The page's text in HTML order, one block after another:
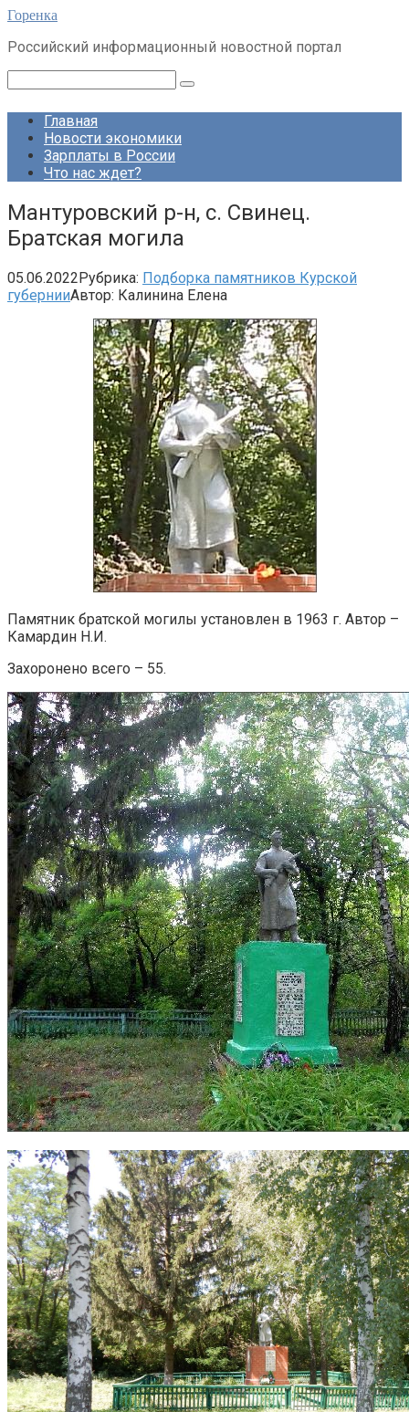
Перейти
контенту
Горенка
Российский информационный новостной портал
Главная
Новости экономики
Зарплаты в России
Что нас ждет?
Мантуровский р-н, с. Свинец.
Братская могила
05.06.2022Рубрика: Подборка памятников Курской
губернииАвтор: Калинина Елена
Памятник братской могилы установлен в 1963 г. Автор –
Камардин Н.И.
Захоронено всего – 55.